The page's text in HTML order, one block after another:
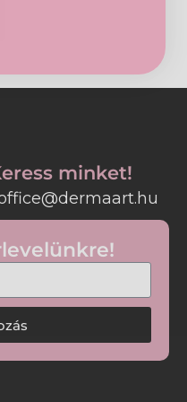
arcbőrre és
minket!